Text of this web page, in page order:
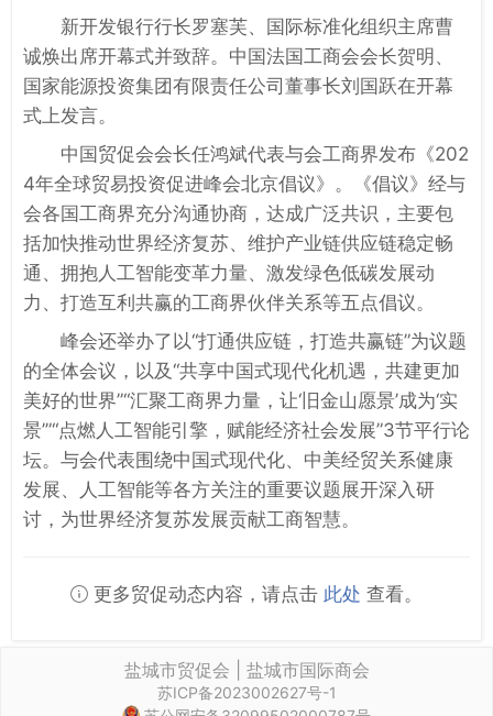
新开发银行行长罗塞芙、国际标准化组织主席曹
诚焕出席开幕式并致辞。中国法国工商会会长贺明、
国家能源投资集团有限责任公司董事长刘国跃在开幕
式上发言。
中国贸促会会长任鸿斌代表与会工商界发布《202
4年全球贸易投资促进峰会北京倡议》。《倡议》经与
会各国工商界充分沟通协商，达成广泛共识，主要包
括加快推动世界经济复苏、维护产业链供应链稳定畅
通、拥抱人工智能变革力量、激发绿色低碳发展动
力、打造互利共赢的工商界伙伴关系等五点倡议。
峰会还举办了以“打通供应链，打造共赢链”为议题
的全体会议，以及“共享中国式现代化机遇，共建更加
美好的世界”“汇聚工商界力量，让‘旧金山愿景’成为‘实
景’”“点燃人工智能引擎，赋能经济社会发展”3节平行论
坛。与会代表围绕中国式现代化、中美经贸关系健康
发展、人工智能等各方关注的重要议题展开深入研
讨，为世界经济复苏发展贡献工商智慧。
更多贸促动态内容，请点击 此处 查看。
盐城市贸促会 | 盐城市国际商会
苏ICP备2023002627号-1